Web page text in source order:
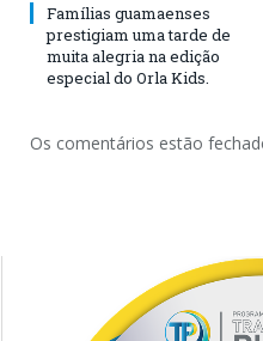
Famílias guamaenses
prestigiam uma tarde de
muita alegria na edição
especial do Orla Kids.
Os comentários estão